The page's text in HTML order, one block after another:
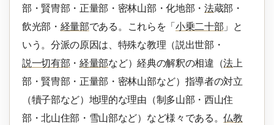
部・賢冑部・正量部・密林山部・化地部・ 法蔵部・
飲光部・ 経量部である。これらを「 小乗二十部 」と
いう。分派の原因は、特殊な教理（説出世部・
説一切有部 ・経量部など）経典の解釈の相違（法 上
部・賢冑部・正量部・密林山部など）指導者の対立
（犢子部など）地理的な理由（制多山部・西山住
部・北山住部・雪山部など）など様々である。仏教